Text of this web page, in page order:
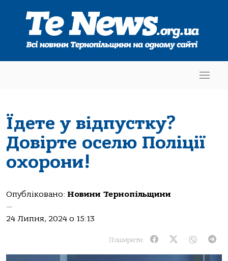
Їдете у відпустку?
Довірте оселю Поліції
охорони!
Опубліковано: Новини Тернопільщини
—
24 Липня, 2024 о 15:13
Поширити: